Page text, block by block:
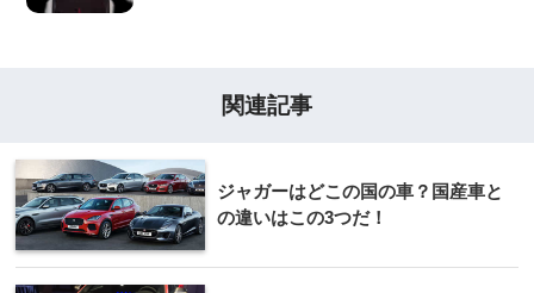
関連記事
ジャガーはどこの国の車？国産車と
の違いはこの3つだ！